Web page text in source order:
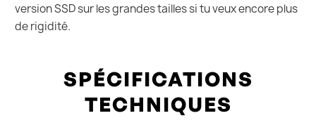
version SSD sur les grandes tailles si tu veux encore plus
de rigidité.
SPÉCIFICATIONS
TECHNIQUES